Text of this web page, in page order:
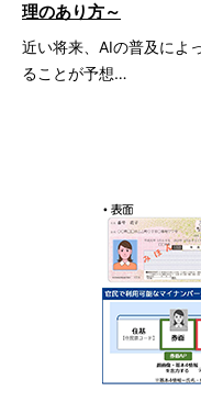
近い将来、AIの普及によ
ることが予想…
理のあり方～